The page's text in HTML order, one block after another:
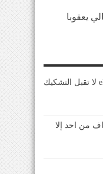
يعقوبا
مصداقية elmaestrosport لا تقبل التشكيك
من احد إلا